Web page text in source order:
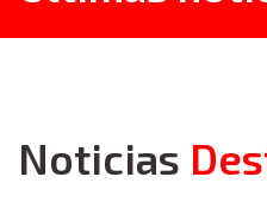
Noticias